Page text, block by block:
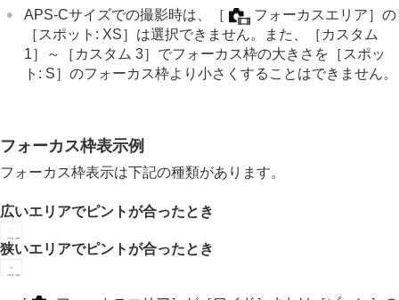
APS-Cサイズでの撮影時は、 ［ フォーカスエリア］ の
［スポット: XS］ は選択できません。また、
［カスタム
1］
～ ［カスタム 3］ でフォーカス枠の大きさを ［スポッ
ト: S］のフォーカス枠より小さくすることはできません。
フォーカス枠表示例
フォーカス枠表示は下記の種類があります。
広いエリアでピントが合ったとき
狭いエリアでピントが合ったとき